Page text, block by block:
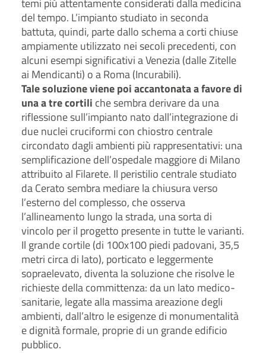
del tempo. L’impianto studiato in seconda
battuta, quindi, parte dallo schema a corti chiuse
ampiamente utilizzato nei secoli precedenti, con
alcuni esempi significativi a Venezia (dalle Zitelle
ai Mendicanti) o a Roma (Incurabili).
Tale soluzione viene poi accantonata a favore di
una a tre cortili che sembra derivare da una
riflessione sull’impianto nato dall’integrazione di
due nuclei cruciformi con chiostro centrale
circondato dagli ambienti più rappresentativi: una
semplificazione dell’ospedale maggiore di Milano
attribuito al Filarete. Il peristilio centrale studiato
da Cerato sembra mediare la chiusura verso
l’esterno del complesso, che osserva
l’allineamento lungo la strada, una sorta di
vincolo per il progetto presente in tutte le varianti.
Il grande cortile (di 100x100 piedi padovani, 35,5
metri circa di lato), porticato e leggermente
sopraelevato, diventa la soluzione che risolve le
richieste della committenza: da un lato medico-
sanitarie, legate alla massima areazione degli
ambienti, dall’altro le esigenze di monumentalità
e dignità formale, proprie di un grande edificio
pubblico.